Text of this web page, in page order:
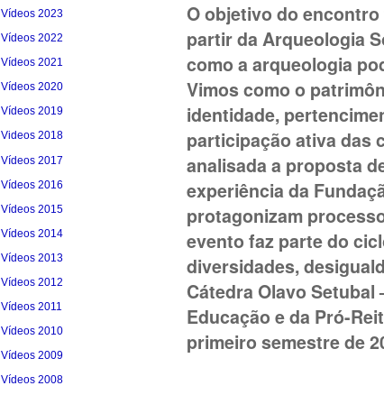
O objetivo do
partir da Arqueologia
como a arqueologia
Vimos como o
identidade,
participação ativa das
analisada a proposta
experiência da
protagonizam
evento faz parte do
diversidades,
Cátedra Olavo
Educação e da Pró-
primeiro semestre de
Vídeos 2023
Vídeos 2022
Vídeos 2021
Vídeos 2020
Vídeos 2019
Videos 2018
Vídeos 2017
Vídeos 2016
Vídeos 2015
Vídeos 2014
Vídeos 2013
Vídeos 2012
Vídeos 2011
Vídeos 2010
Vídeos 2009
Vídeos 2008